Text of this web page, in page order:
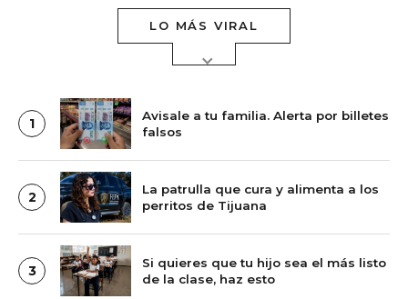
LO MÁS VIRAL
1
Avisale a tu familia. Alerta por billetes
falsos
2
La patrulla que cura y alimenta a los
perritos de Tijuana
3
Si quieres que tu hijo sea el más listo
de la clase, haz esto